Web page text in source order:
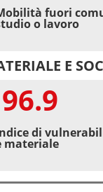
fuori
o lavoro
E
96.9
di
materiale